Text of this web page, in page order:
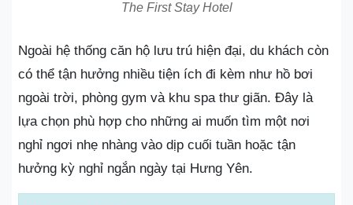
The First Stay Hotel
Ngoài hệ thống căn hộ lưu trú hiện đại, du khách còn
có thể tận hưởng nhiều tiện ích đi kèm như hồ bơi
ngoài trời, phòng gym và khu spa thư giãn. Đây là
lựa chọn phù hợp cho những ai muốn tìm một nơi
nghỉ ngơi nhẹ nhàng vào dịp cuối tuần hoặc tận
hưởng kỳ nghỉ ngắn ngày tại Hưng Yên.